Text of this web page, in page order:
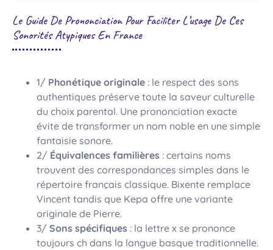
Le Guide De Prononciation Pour Faciliter L’usage De Ces
Sonorités Atypiques En France
1/ Phonétique originale : le respect des sons
authentiques préserve toute la saveur culturelle
du choix parental. Une prononciation exacte
évite de transformer un nom noble en une simple
fantaisie sonore.
2/ Équivalences familières : certains noms
trouvent des correspondances simples dans le
répertoire français classique. Bixente remplace
Vincent tandis que Kepa offre une variante
originale de Pierre.
3/ Sons spécifiques : la lettre x se prononce
toujours ch dans la langue basque traditionnelle.